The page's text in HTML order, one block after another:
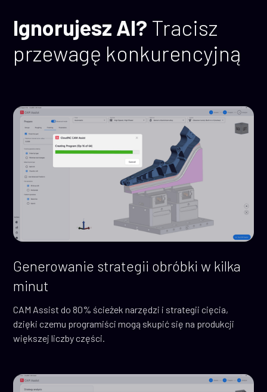
Ignorujesz AI? Tracisz
przewagę konkurencyjną
Generowanie strategii obróbki w kilka
minut
CAM Assist do 80% ścieżek narzędzi i strategii cięcia,
dzięki czemu programiści mogą skupić się na produkcji
większej liczby części.